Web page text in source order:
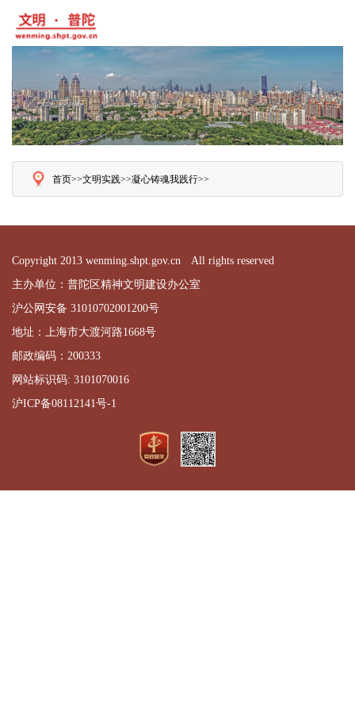
首页>>文明实践>>凝心铸魂我践行>>
Copyright 2013 wenming.shpt.gov.cn All rights reserved
主办单位：普陀区精神文明建设办公室
沪公网安备 31010702001200号
地址：上海市大渡河路1668号
邮政编码：200333
网站标识码: 3101070016
沪ICP备08112141号-1